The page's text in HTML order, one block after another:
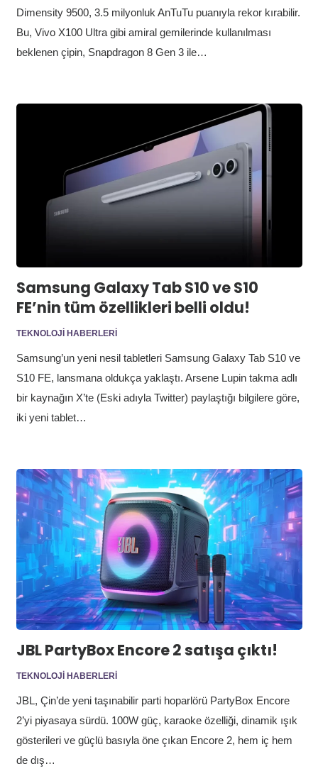
Dimensity 9500, 3.5 milyonluk AnTuTu puanıyla rekor kırabilir.
Bu, Vivo X100 Ultra gibi amiral gemilerinde kullanılması
beklenen çipin, Snapdragon 8 Gen 3 ile…
Samsung Galaxy Tab S10 ve S10
FE’nin tüm özellikleri belli oldu!
TEKNOLOJI HABERLERI
Samsung’un yeni nesil tabletleri Samsung Galaxy Tab S10 ve
S10 FE, lansmana oldukça yaklaştı. Arsene Lupin takma adlı
bir kaynağın X’te (Eski adıyla Twitter) paylaştığı bilgilere göre,
iki yeni tablet…
JBL PartyBox Encore 2 satışa çıktı!
TEKNOLOJI HABERLERI
JBL, Çin’de yeni taşınabilir parti hoparlörü PartyBox Encore
2’yi piyasaya sürdü. 100W güç, karaoke özelliği, dinamik ışık
gösterileri ve güçlü basıyla öne çıkan Encore 2, hem iç hem
de dış…